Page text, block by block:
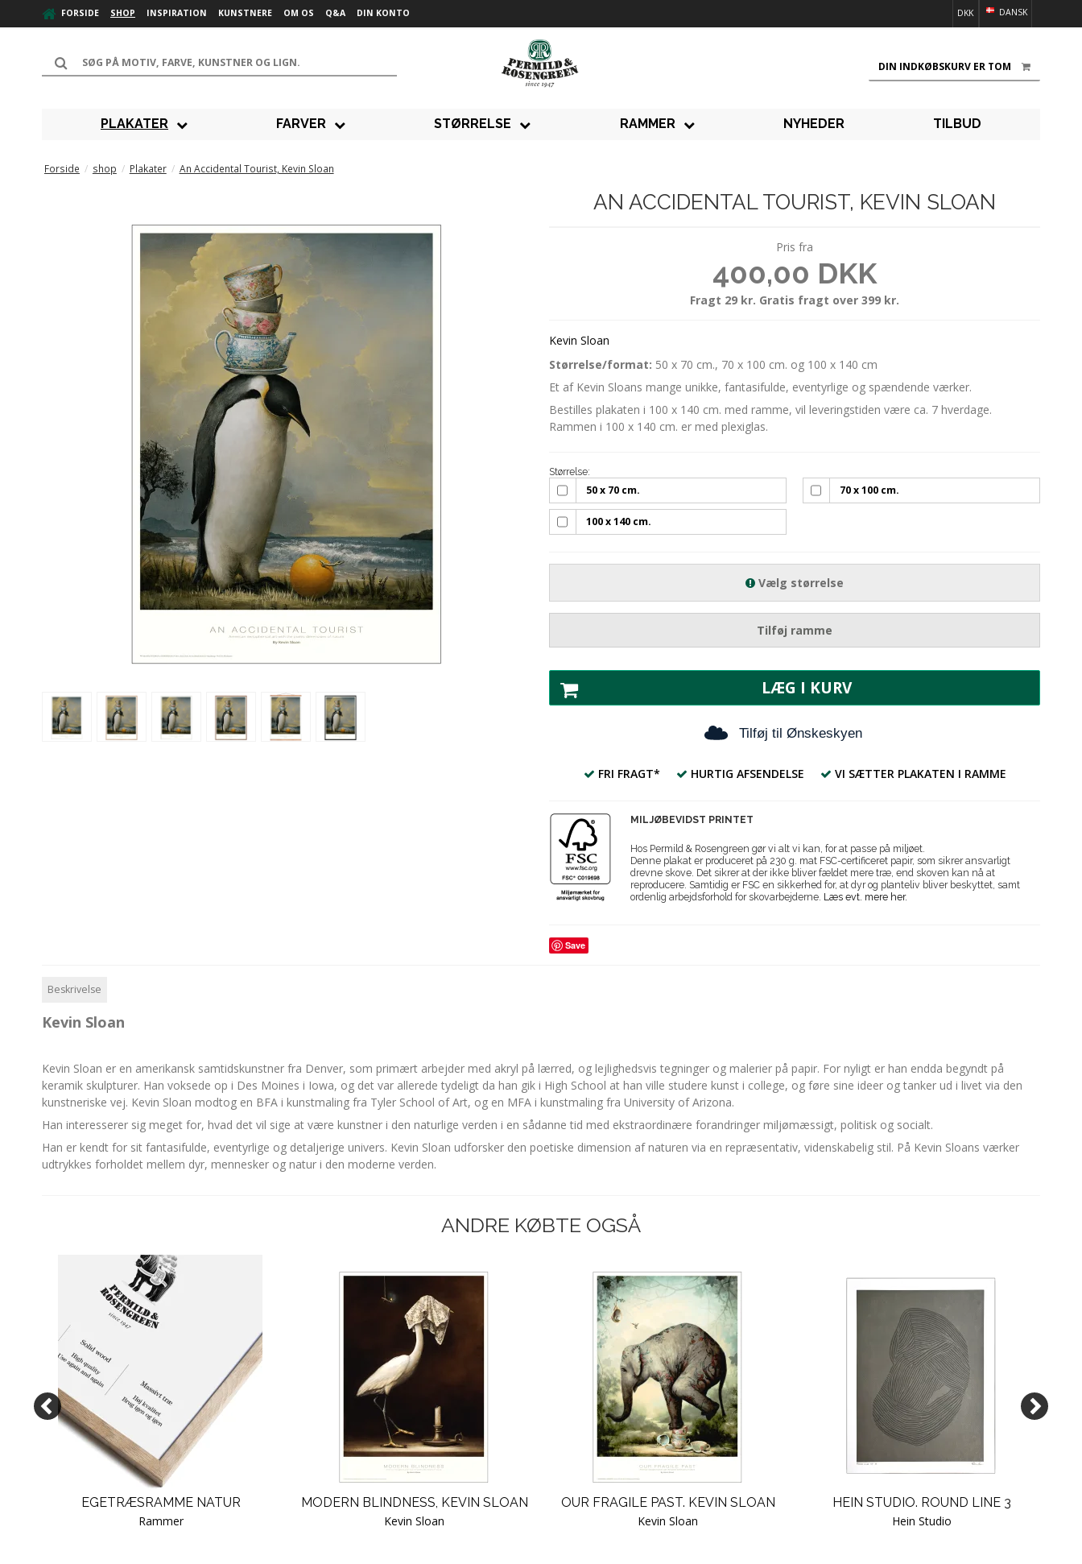
FORSIDE SHOP INSPIRATION KUNSTNERE OM OS Q&A DIN KONTO DANSK
DKK
DIN INDKØBSKURV ER TOM
PLAKATER FARVER STØRRELSE RAMMER NYHEDER TILBUD
Forside / shop / Plakater / An Accidental Tourist, Kevin Sloan
AN ACCIDENTAL TOURIST, KEVIN SLOAN
Pris fra
400,00 DKK
Fragt 29 kr. Gratis fragt over 399 kr.
Kevin Sloan
Størrelse/format: 50 x 70 cm., 70 x 100 cm. og 100 x 140 cm
Et af Kevin Sloans mange unikke, fantasifulde, eventyrlige og spændende værker.
Bestilles plakaten i 100 x 140 cm. med ramme, vil leveringstiden være ca. 7 hverdage.
Rammen i 100 x 140 cm. er med plexiglas.
Størrelse:
50 x 70 cm. 70 x 100 cm.
100 x 140 cm.
Vælg størrelse
Tilføj ramme
LÆG I KURV
Tilføj til Ønskeskyen
FRI FRAGT* HURTIG AFSENDELSE VI SÆTTER PLAKATEN I RAMME
MILJØBEVIDST PRINTET
Hos Permild & Rosengreen gør vi alt vi kan, for at passe på miljøet.
Denne plakat er produceret på 230 g. mat FSC-certificeret papir, som sikrer ansvarligt
drevne skove. Det sikrer at der ikke bliver fældet mere træ, end skoven kan nå at
reproducere. Samtidig er FSC en sikkerhed for, at dyr og planteliv bliver beskyttet, samt
ordenlig arbejdsforhold for skovarbejderne. Læs evt. mere her.
Save
Beskrivelse
Kevin Sloan
Kevin Sloan er en amerikansk samtidskunstner fra Denver, som primært arbejder med akryl på lærred, og lejlighedsvis tegninger og malerier på papir. For nyligt er han endda begyndt på
keramik skulpturer. Han voksede op i Des Moines i Iowa, og det var allerede tydeligt da han gik i High School at han ville studere kunst i college, og føre sine ideer og tanker ud i livet via den
kunstneriske vej. Kevin Sloan modtog en BFA i kunstmaling fra Tyler School of Art, og en MFA i kunstmaling fra University of Arizona.
Han interesserer sig meget for, hvad det vil sige at være kunstner i den naturlige verden i en sådanne tid med ekstraordinære forandringer miljømæssigt, politisk og socialt.
Han er kendt for sit fantasifulde, eventyrlige og detaljerige univers. Kevin Sloan udforsker den poetiske dimension af naturen via en repræsentativ, videnskabelig stil. På Kevin Sloans værker
udtrykkes forholdet mellem dyr, mennesker og natur i den moderne verden.
ANDRE KØBTE OGSÅ
EGETRÆSRAMME NATUR
Rammer
MODERN BLINDNESS, KEVIN SLOAN
Kevin Sloan
OUR FRAGILE PAST. KEVIN SLOAN
Kevin Sloan
HEIN STUDIO. ROUND LINE 3
Hein Studio